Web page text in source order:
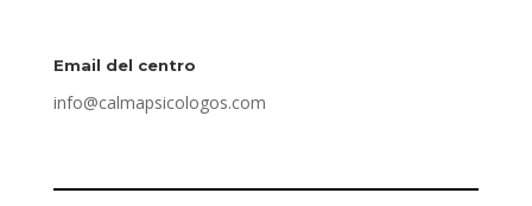
Email del centro
info@calmapsicologos.com